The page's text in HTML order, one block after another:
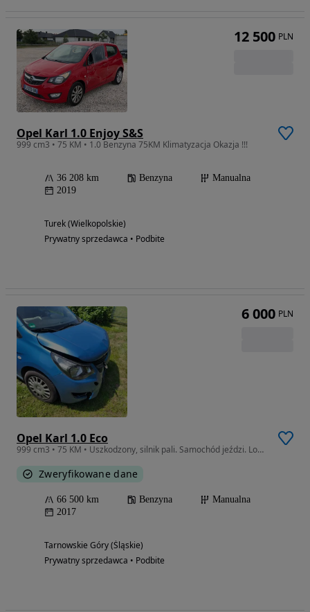
Opel Karl 1.0 Enjoy S&S
999 cm3 • 75 KM • 1.0 Benzyna 75KM Klimatyzacja Okazja !!!
36 208 km Benzyna
Manualna
2019
Turek (Wielkopolskie)
Prywatny sprzedawca • Podbite
12 500 PLN
Opel Karl 1.0 Eco
999 cm3 • 75 KM • Uszkodzony, silnik pali. Samochód jeździ. Lokalizacja Skoczów.
Zweryfikowane dane
66 500 km Benzyna
Manualna
2017
Tarnowskie Góry (Śląskie)
Prywatny sprzedawca • Podbite
6 000 PLN